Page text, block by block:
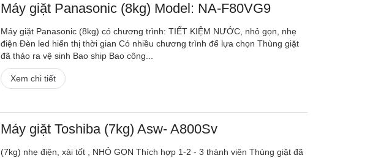
Máy giặt Panasonic (8kg) Model: NA-F80VG9
Máy giặt Panasonic (8kg) có chương trình: TIẾT KIỆM NƯỚC, nhỏ gọn, nhẹ
điện Đèn led hiển thị thời gian Có nhiều chương trình để lựa chọn Thùng giặt
đã tháo ra vệ sinh Bao ship Bao công...
Xem chi tiết
Máy giặt Toshiba (7kg) Asw- A800Sv
(7kg) nhẹ điện, xài tốt , NHỎ GỌN Thích hợp 1-2 - 3 thành viên Thùng giặt đã